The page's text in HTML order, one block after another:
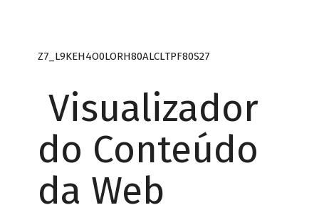
Z7_L9KEH4O0LORH80ALCLTPF80S27
Visualizador
do Conteúdo
da Web